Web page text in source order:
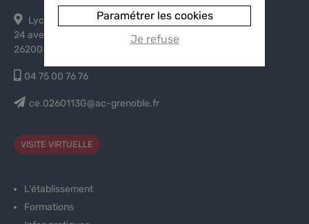
Lycée polyvalent les Catalins
24 avenue des Catalins
26200 Montélimar
04 75 00 76 76
ce.0260113G@ac-grenoble.fr
VISITE VIRTUELLE
L'établissement
Formations
Paramétrer les cookies
Je refuse